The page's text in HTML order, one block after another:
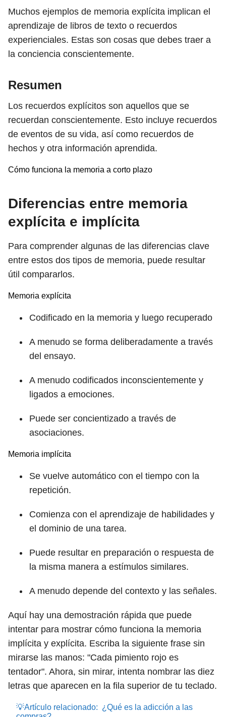
Muchos ejemplos de memoria explícita implican el
aprendizaje de libros de texto o recuerdos
experienciales. Estas son cosas que debes traer a
la conciencia conscientemente.
Resumen
Los recuerdos explícitos son aquellos que se
recuerdan conscientemente. Esto incluye recuerdos
de eventos de su vida, así como recuerdos de
hechos y otra información aprendida.
Cómo funciona la memoria a corto plazo
Diferencias entre memoria
explícita e implícita
Para comprender algunas de las diferencias clave
entre estos dos tipos de memoria, puede resultar
útil compararlos.
Memoria explícita
Codificado en la memoria y luego recuperado
A menudo se forma deliberadamente a través
del ensayo.
A menudo codificados inconscientemente y
ligados a emociones.
Puede ser concientizado a través de
asociaciones.
Memoria implícita
Se vuelve automático con el tiempo con la
repetición.
Comienza con el aprendizaje de habilidades y
el dominio de una tarea.
Puede resultar en preparación o respuesta de
la misma manera a estímulos similares.
A menudo depende del contexto y las señales.
Aquí hay una demostración rápida que puede
intentar para mostrar cómo funciona la memoria
implícita y explícita. Escriba la siguiente frase sin
mirarse las manos: "Cada pimiento rojo es
tentador". Ahora, sin mirar, intenta nombrar las diez
letras que aparecen en la fila superior de tu teclado.
💡Artículo relacionado: ¿Qué es la adicción a las